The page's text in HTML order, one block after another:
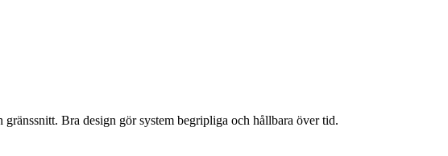
Bra design gör system begripliga och hållbara över tid.